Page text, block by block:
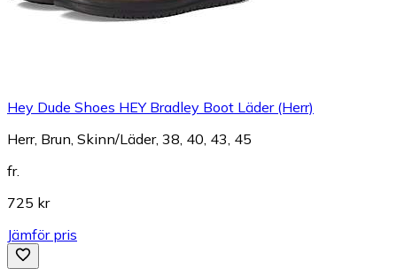
Hey Dude Shoes HEY Bradley Boot Läder (Herr)
Herr, Brun, Skinn/Läder, 38, 40, 43, 45
fr.
725 kr
Jämför pris